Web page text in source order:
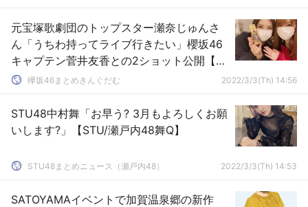
元宝塚歌劇団のトップスター瀬奈じゅんさ
ん「うちわ持ってライブ行きたい」櫻坂46
キャプテン菅井友香との2ショット公開【カ
ーテンズ】
欅坂46まとめきんぐだむ 2022/3/3(Th) 14:56
STU48中村舞「お早う? 3月もよろしくお願
いします?」【STU/瀬戸内48舞Q】
STU48まとめニュース（瀬戸内48） 2022/3/3(Th) 14:53
SATOYAMAイベントで加賀温泉郷の新作